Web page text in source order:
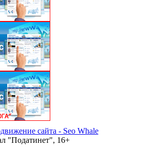
сайта - Seo Whale
"Податинет", 16+